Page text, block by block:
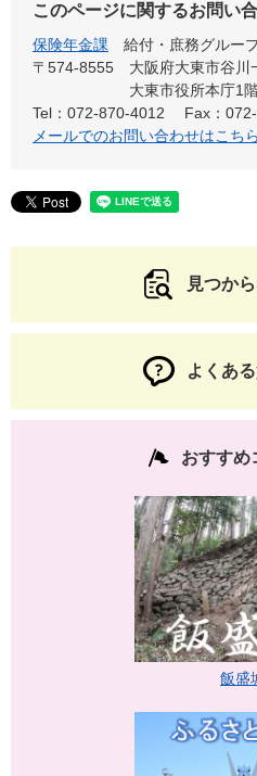
このページに関するお問い
保険年金課
給付・庶務グルー
〒574-8555
大阪府大東市谷川
大東市役所本庁1
Tel：072-870-4012
Fax：
メールでのお問い合わせはこちら
見つか
よくあ
おすすめ
飯盛